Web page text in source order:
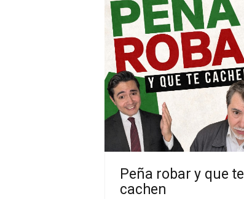
Peña robar y que te
cachen